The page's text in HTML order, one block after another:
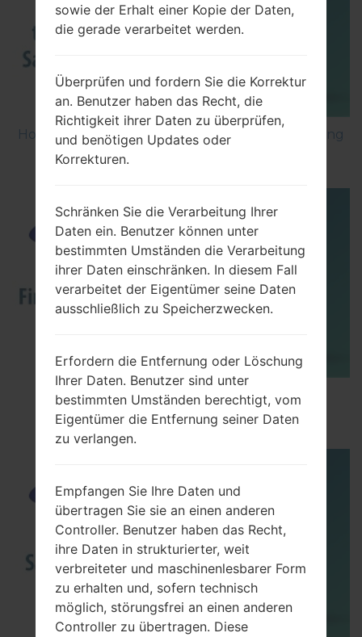
How to Factory Reset through menu on Samsung
Galaxy G6 SM-G920P?
How to Flash Stock Firmware on Samsung
Smartphone using Odin?
sowie der Erhalt einer Kopie der Daten,
die gerade verarbeitet werden.
Überprüfen und fordern Sie die Korrektur
an. Benutzer haben das Recht, die
Richtigkeit ihrer Daten zu überprüfen,
und benötigen Updates oder
Korrekturen.
Schränken Sie die Verarbeitung Ihrer
Daten ein. Benutzer können unter
bestimmten Umständen die Verarbeitung
ihrer Daten einschränken. In diesem Fall
verarbeitet der Eigentümer seine Daten
ausschließlich zu Speicherzwecken.
Erfordern die Entfernung oder Löschung
Ihrer Daten. Benutzer sind unter
bestimmten Umständen berechtigt, vom
Eigentümer die Entfernung seiner Daten
zu verlangen.
Empfangen Sie Ihre Daten und
übertragen Sie sie an einen anderen
Controller. Benutzer haben das Recht,
ihre Daten in strukturierter, weit
verbreiteter und maschinenlesbarer Form
zu erhalten und, sofern technisch
möglich, störungsfrei an einen anderen
Controller zu übertragen. Diese